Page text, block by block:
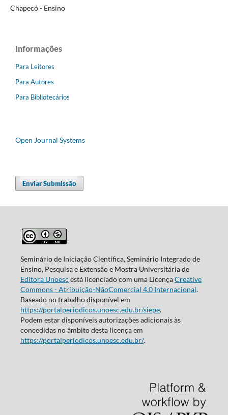
Chapecó - Ensino
Informações
Para Leitores
Para Autores
Para Bibliotecários
Open Journal Systems
Enviar Submissão
Seminário de Iniciação Científica, Seminário Integrado de
Ensino, Pesquisa e Extensão e Mostra Universitária de
Editora Unoesc está licenciado com uma LicençaCreative
Commons - Atribuição-NãoComercial 4.0 Internacional.
Baseado no trabalho disponível em
https://portalperiodicos.unoesc.edu.br/siepe.
Podem estar disponíveis autorizações adicionais às
concedidas no âmbito desta licença em
https://portalperiodicos.unoesc.edu.br/.